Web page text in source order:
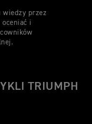
wiedzy przez
oceniać i
TRIUMPH